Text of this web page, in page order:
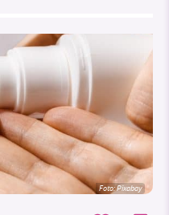
Foto:Pixabay